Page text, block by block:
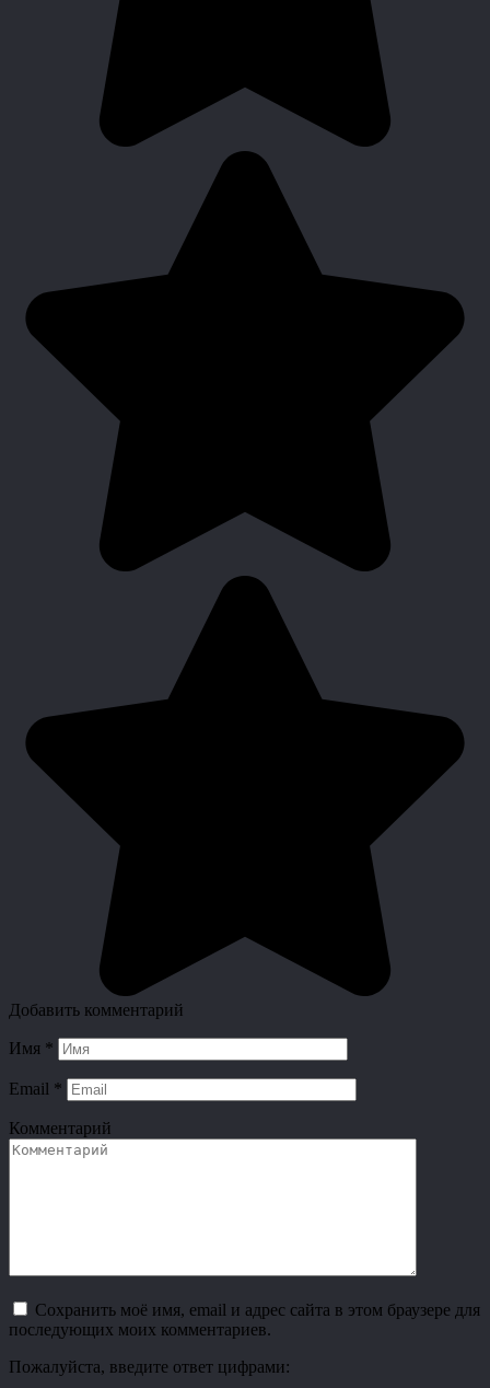
Добавить комментарий
Имя *
Email *
Комментарий
Сохранить моё имя, email и адрес сайта в этом браузере для
последующих моих комментариев.
Пожалуйста, введите ответ цифрами: